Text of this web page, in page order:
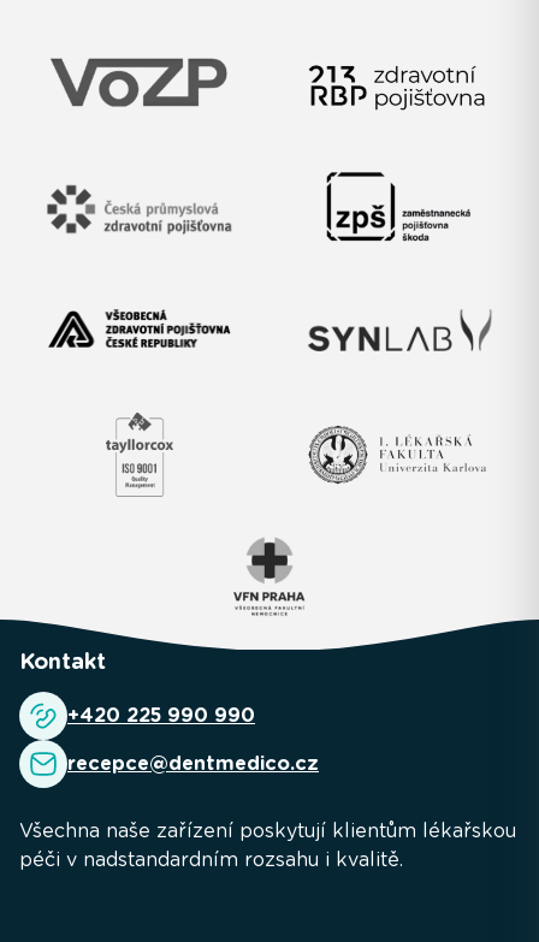
Kontakt
+420 225 990 990
recepce@dentmedico.cz
Všechna naše zařízení poskytují klientům lékařskou
péči v nadstandardním rozsahu i kvalitě.